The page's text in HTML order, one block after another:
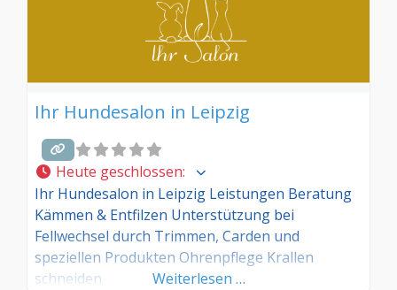
Ihr Hundesalon in Leipzig
Heute geschlossen:
Ihr Hundesalon in Leipzig Leistungen Beratung
Kämmen & Entfilzen Unterstützung bei
Fellwechsel durch Trimmen, Carden und
speziellen Produkten Ohrenpflege Krallen
schneiden
Weiterlesen …